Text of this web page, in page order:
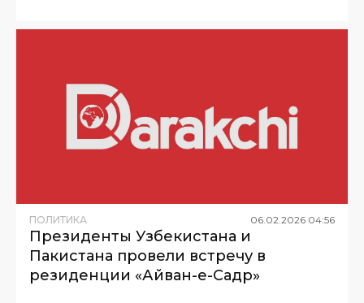
ПОЛИТИКА 06 02 2026 04:56
Президенты Узбекистана и
Пакистана провели встречу в
резиденции «Айван-е-Садр»